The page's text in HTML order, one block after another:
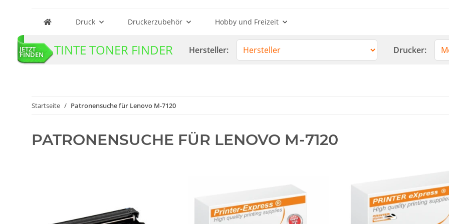
Druck Druckerzubehör Hobby und Freizeit
JETZT
FINDEN TINTE TONER FINDER Hersteller: Drucker:
Startseite Patronensuche für Lenovo M-7120
PATRONENSUCHE FÜR LENOVO M-7120